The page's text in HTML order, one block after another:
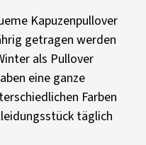
Kapuzenpullover
getragen werden
als Pullover
eine ganze
Farben
täglich